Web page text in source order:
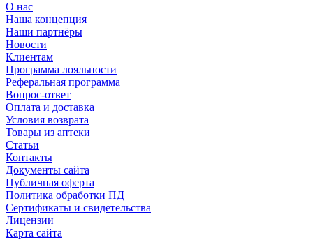
О нас
Наша концепция
Наши партнёры
Новости
Клиентам
Программа лояльности
Реферальная программа
Вопрос-ответ
Оплата и доставка
Условия возврата
Товары из аптеки
Статьи
Контакты
Документы сайта
Публичная оферта
Политика обработки ПД
Сертификаты и свидетельства
Лицензии
Карта сайта